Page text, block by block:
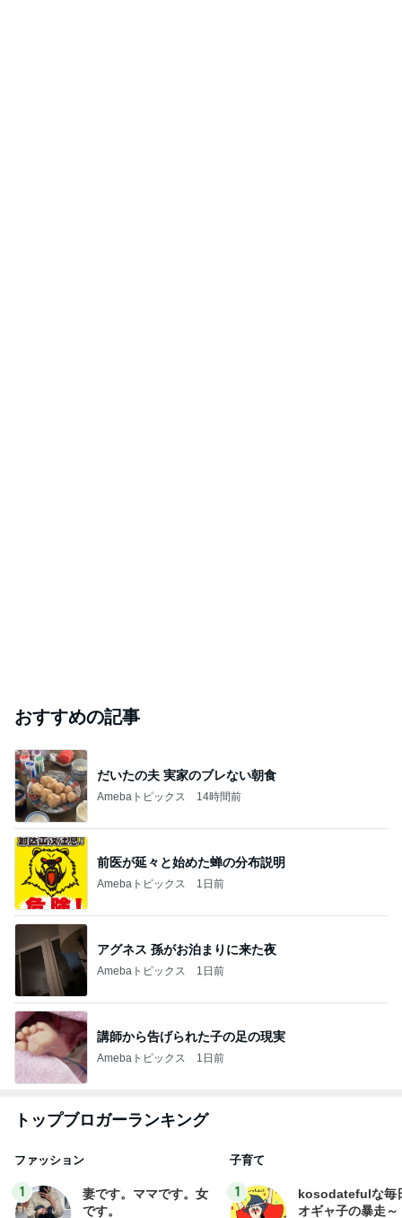
おすすめの記事
だいたの夫 実家のブレない朝食
Amebaトピックス 14時間前
前医が延々と始めた蝉の分布説明
Amebaトピックス 1日前
アグネス 孫がお泊まりに来た夜
Amebaトピックス 1日前
講師から告げられた子の足の現実
Amebaトピックス 1日前
トップブロガーランキング
ファッション
1
妻です。ママです。女
です。
子育て
1
kosodatefulな毎
オギャ子の暴走～